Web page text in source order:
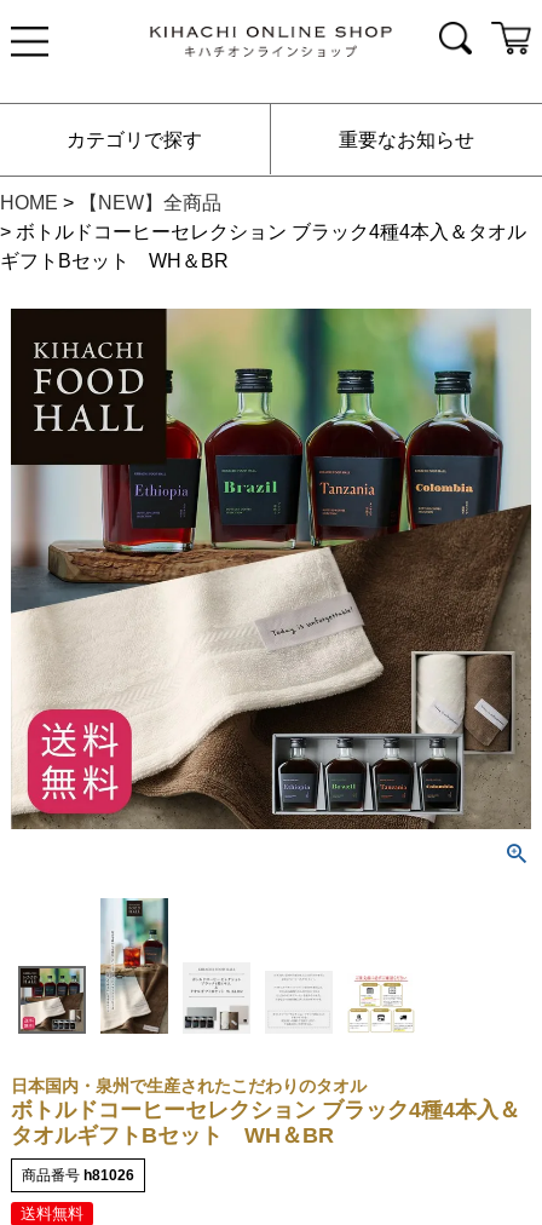
カテゴリで探す 重要なお知らせ
HOME
【NEW】全商品
ボトルドコーヒーセレクション ブラック4種4本入＆タオル
ギフトBセット WH＆BR
日本国内・泉州で生産されたこだわりのタオル
ボトルドコーヒーセレクション ブラック4種4本入＆
タオルギフトBセット WH＆BR
商品番号 h81026
送料無料